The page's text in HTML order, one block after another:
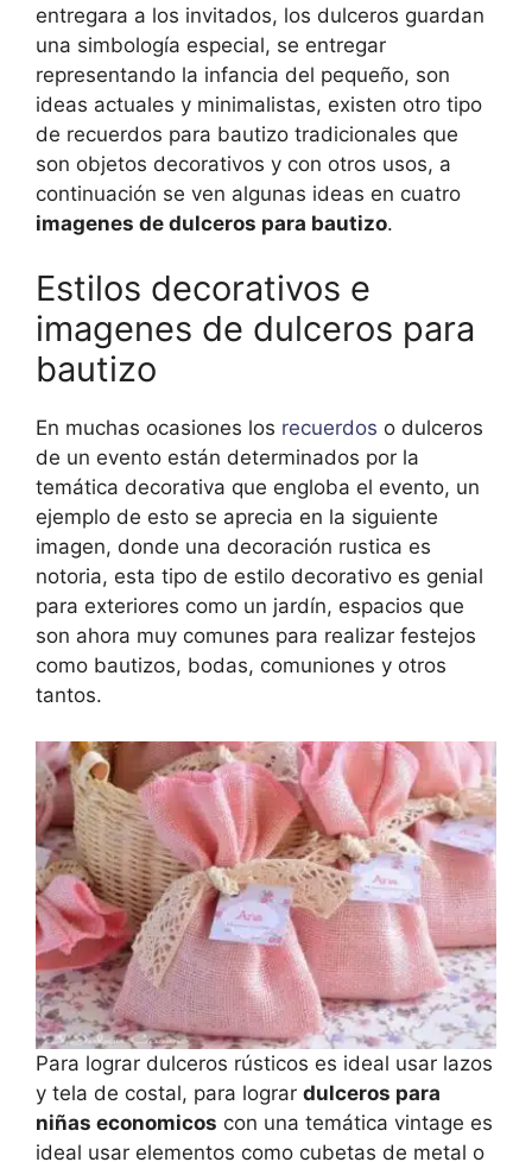
entregara a los invitados, los dulceros guardan
una simbología especial, se entregar
representando la infancia del pequeño, son
ideas actuales y minimalistas, existen otro tipo
de recuerdos para bautizo tradicionales que
son objetos decorativos y con otros usos, a
continuación se ven algunas ideas en cuatro
imagenes de dulceros para bautizo.
Estilos decorativos e
imagenes de dulceros para
bautizo
En muchas ocasiones los recuerdos o dulceros
de un evento están determinados por la
temática decorativa que engloba el evento, un
ejemplo de esto se aprecia en la siguiente
imagen, donde una decoración rustica es
notoria, esta tipo de estilo decorativo es genial
para exteriores como un jardín, espacios que
son ahora muy comunes para realizar festejos
como bautizos, bodas, comuniones y otros
tantos.
Para lograr dulceros rústicos es ideal usar lazos
y tela de costal, para lograr dulceros para
niñas economicos con una temática vintage es
ideal usar elementos como cubetas de metal o